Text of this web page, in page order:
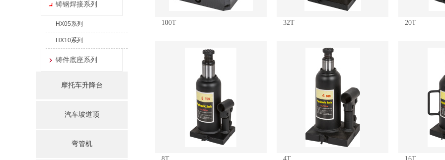
铸钢焊接系列
HX05系列
HX10系列
铸件底座系列
摩托车升降台
汽车坡道顶
弯管机
100T 32T 20T